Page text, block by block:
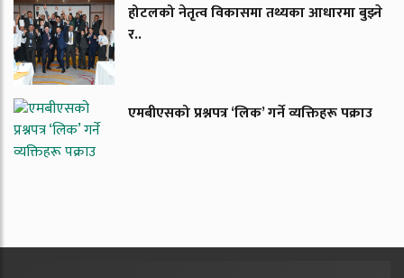
होटलको नेतृत्व विकासमा तथ्यका आधारमा बुझ्ने
र..
एमबीएसको प्रश्नपत्र ‘लिक’ गर्ने व्यक्तिहरू पक्राउ